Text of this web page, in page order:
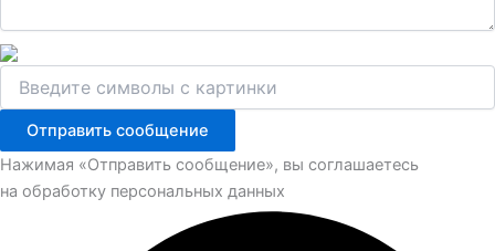
Отправить сообщение
Нажимая «Отправить сообщение», вы соглашаетесь
на обработку персональных данных